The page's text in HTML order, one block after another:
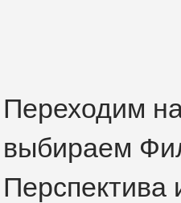
Переходим
выбираем
Перспектива